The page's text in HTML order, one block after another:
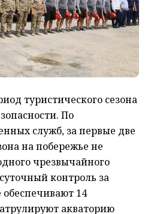
туристического сезона
По
служб, за первые две
на побережье не
чрезвычайного
контроль за
обеспечивают 14
акваторию